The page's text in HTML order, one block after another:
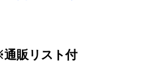
販リスト付